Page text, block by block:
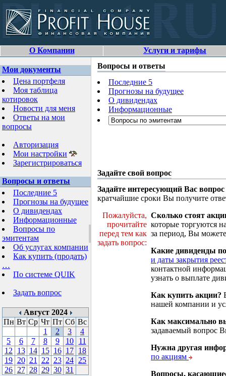
О Компании Услуги и тарифы
Мои документы
Цена портфеля
Моя таблица
котировок
Новости для меня
Ответы на мои
вопросы
Авторизация
Мои настройки
Зарегистрироваться
Вопросы и ответы
Последние 5
Прогнозы на будущее
О дивидендах
Информационные
Вопросы по
эмитентам
Об услугах компании
Как купить (продать)
…
По системе QUIK
Задать вопрос
Август 2024
Пн Вт Ср Чт Пт Сб Вс
1
2 3
4
5
6 7 8 9 10
11
12
13 14 15 16 17 18
19 20 21 22 23 24 25
26 27 28 29 30 31
Вопросы и ответы
Последние 5
Прогнозы на будущее
О дивидендах
Информационные
Задайте свой вопрос
Задайте интересующий Вас вопрос
кратчайшие сроки Вы получите
Пожалуйста,
прочитайте
перед тем как
задать вопрос:
Сколько стоят
которые торгуются
за период, Вы
Какие дивиденды
и даты закрытия
контактной
узнать о выплате
Как купить акции?
нашей компании и
Как максимально
задаваемый вопрос
Нужна другая
по акциям
Вопросы,